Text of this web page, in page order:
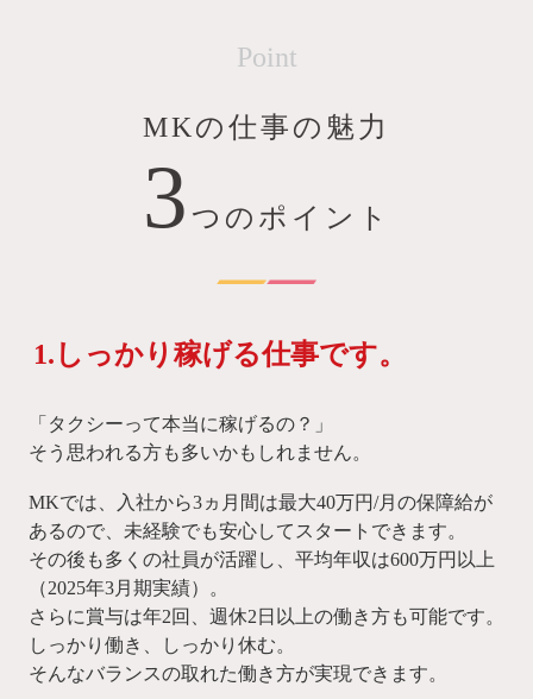
Point
MKの仕事の魅力
3 つのポイント
1.しっかり稼げる仕事です。
「タクシーって本当に稼げるの？」
そう思われる方も多いかもしれません。
MKでは、入社から3ヵ月間は最大40万円/月の保障給が
あるので、未経験でも安心してスタートできます。
その後も多くの社員が活躍し、平均年収は600万円以上
（2025年3月期実績）。
さらに賞与は年2回、週休2日以上の働き方も可能です。
しっかり働き、しっかり休む。
そんなバランスの取れた働き方が実現できます。